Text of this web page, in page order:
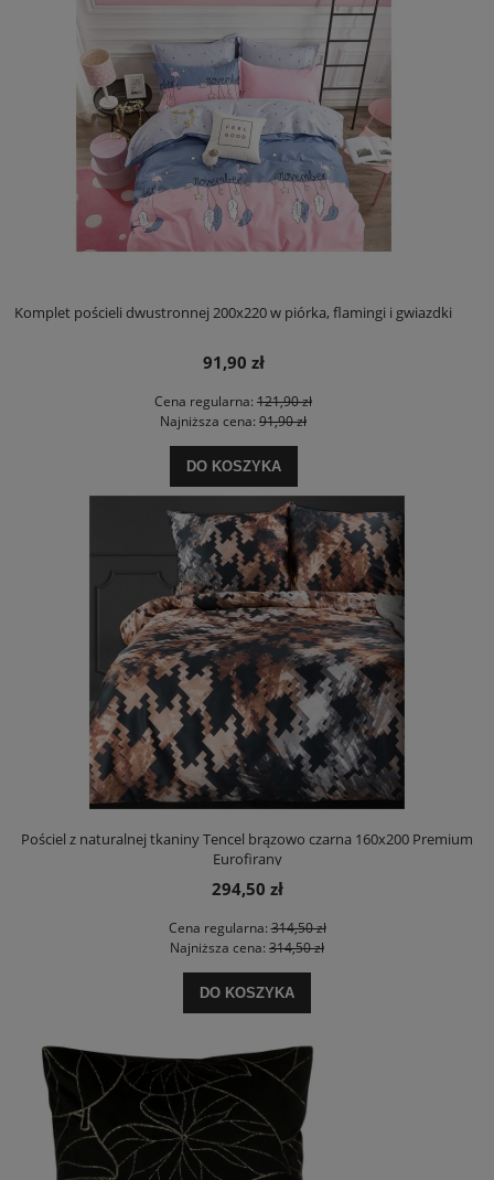
Komplet pościeli dwustronnej 200x220 w piórka, flamingi i gwiazdki
91,90 zł
Cena regularna: 121,90 zł
Najniższa cena: 91,90 zł
DO KOSZYKA
Pościel z naturalnej tkaniny Tencel brązowo czarna 160x200 Premium
Eurofirany
294,50 zł
Cena regularna:314,50 zł
Najniższa cena: 314,50 zł
DO KOSZYKA